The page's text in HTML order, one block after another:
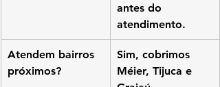
antes do
atendimento.
Atendem bairros
próximos?
Sim, cobrimos
Méier, Tijuca e